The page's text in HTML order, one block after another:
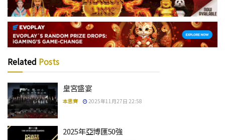
Related Posts
皇宮盛宴
本思齊 2025年11月27日 22:58
2025年亞博匯50強